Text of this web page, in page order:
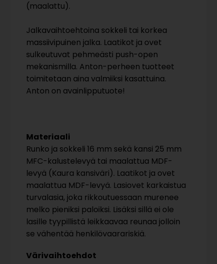
(maalattu).
Jalkavaihtoehtoina sokkeli tai korkea
massiivipuinen jalka. Laatikot ja ovet
sulkeutuvat pehmeästi push-open
mekanismilla. Anton-perheen tuotteet
toimitetaan aina valmiiksi kasattuina.
Anton on avainlipputuote!
Materiaali
Runko ja sokkeli 16 mm sekä kansi 25 mm
MFC-kalustelevyä tai maalattua MDF-
levyä (Kaura kansiväri). Laatikot ja ovet
maalattua MDF-levyä. Lasiovet karkaistua
turvalasia, joka rikkoutuessaan murenee
melko pieniksi paloiksi. Lisäksi sillä ei ole
lasille tyypillistä leikkaavaa reunaa jolloin
se vähentää henkilövaarariskiä.
Värivaihtoehdot